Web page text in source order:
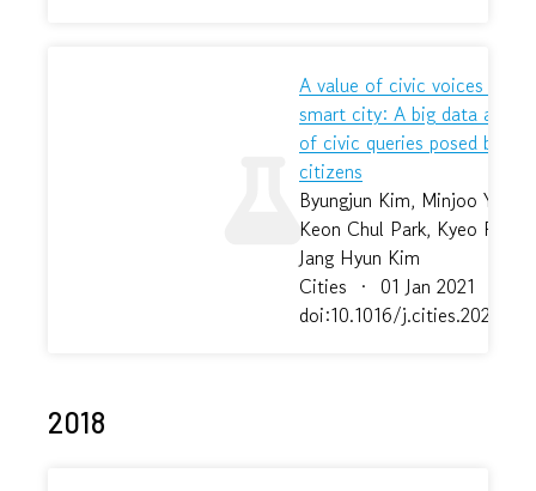
A value of civic voices for
smart city: A big data
of civic queries posed by
citizens
Byungjun Kim, Minjoo Yoo,
Keon Chul Park, Kyeo Re
Jang Hyun Kim
Cities · 01 Jan 2021
doi:10.1016/
2018